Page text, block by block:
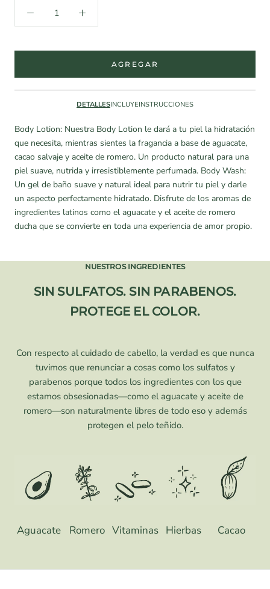
AGREGAR
DETALLESINCLUYEINSTRUCCIONES
Body Lotion: Nuestra Body Lotion le dará a tu piel la hidratación
que necesita, mientras sientes la fragancia a base de aguacate,
cacao salvaje y aceite de romero. Un producto natural para una
piel suave, nutrida y irresistiblemente perfumada. Body Wash:
Un gel de baño suave y natural ideal para nutrir tu piel y darle
un aspecto perfectamente hidratado. Disfrute de los aromas de
ingredientes latinos como el aguacate y el aceite de romero
ducha que se convierte en toda una experiencia de amor propio.
NUESTROS INGREDIENTES
SIN SULFATOS. SIN PARABENOS.
PROTEGE EL COLOR.
Con respecto al cuidado de cabello, la verdad es que nunca
tuvimos que renunciar a cosas como los sulfatos y
parabenos porque todos los ingredientes con los que
estamos obsesionadas—como el aguacate y aceite de
romero—son naturalmente libres de todo eso y además
protegen el pelo teñido.
Aguacate Romero Vitaminas Hierbas Cacao